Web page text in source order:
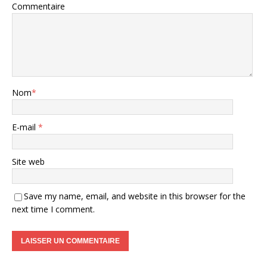
Commentaire
Nom*
E-mail *
Site web
Save my name, email, and website in this browser for the
next time I comment.